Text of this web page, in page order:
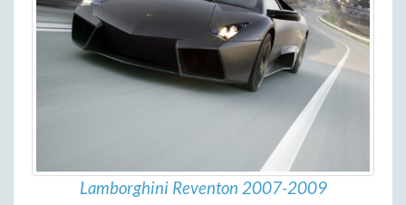
Lamborghini Reventon 2007-2009